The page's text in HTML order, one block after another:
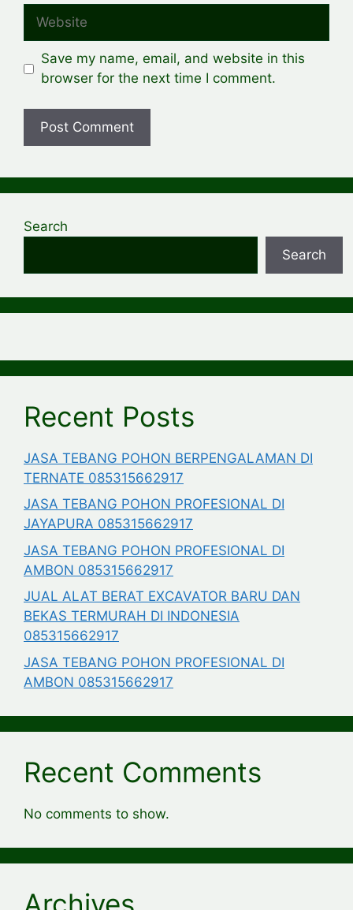
Website
Save my name, email, and website in this
browser for the next time I comment.
Search
Search
Recent Posts
JASA TEBANG POHON BERPENGALAMAN DI
TERNATE 085315662917
JASA TEBANG POHON PROFESIONAL DI
JAYAPURA 085315662917
JASA TEBANG POHON PROFESIONAL DI
AMBON 085315662917
JUAL ALAT BERAT EXCAVATOR BARU DAN
BEKAS TERMURAH DI INDONESIA
085315662917
JASA TEBANG POHON PROFESIONAL DI
AMBON 085315662917
Recent Comments
No comments to show.